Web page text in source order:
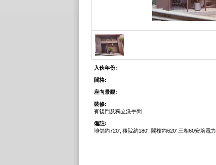
入伙年份:
間格:
座向景觀:
裝修:
有後門及獨立洗手間
備註:
地舗約720', 後院約180', 閣樓約620' 三相60安培電力